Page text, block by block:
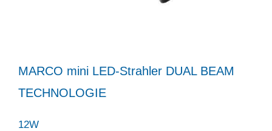
MARCO mini LED-Strahler DUAL BEAM
TECHNOLOGIE
12W